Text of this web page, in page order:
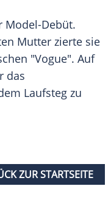
Model-Debüt.
Mutter zierte sie
"Vogue". Auf
das
Laufsteg zu
ZUR STARTSEITE